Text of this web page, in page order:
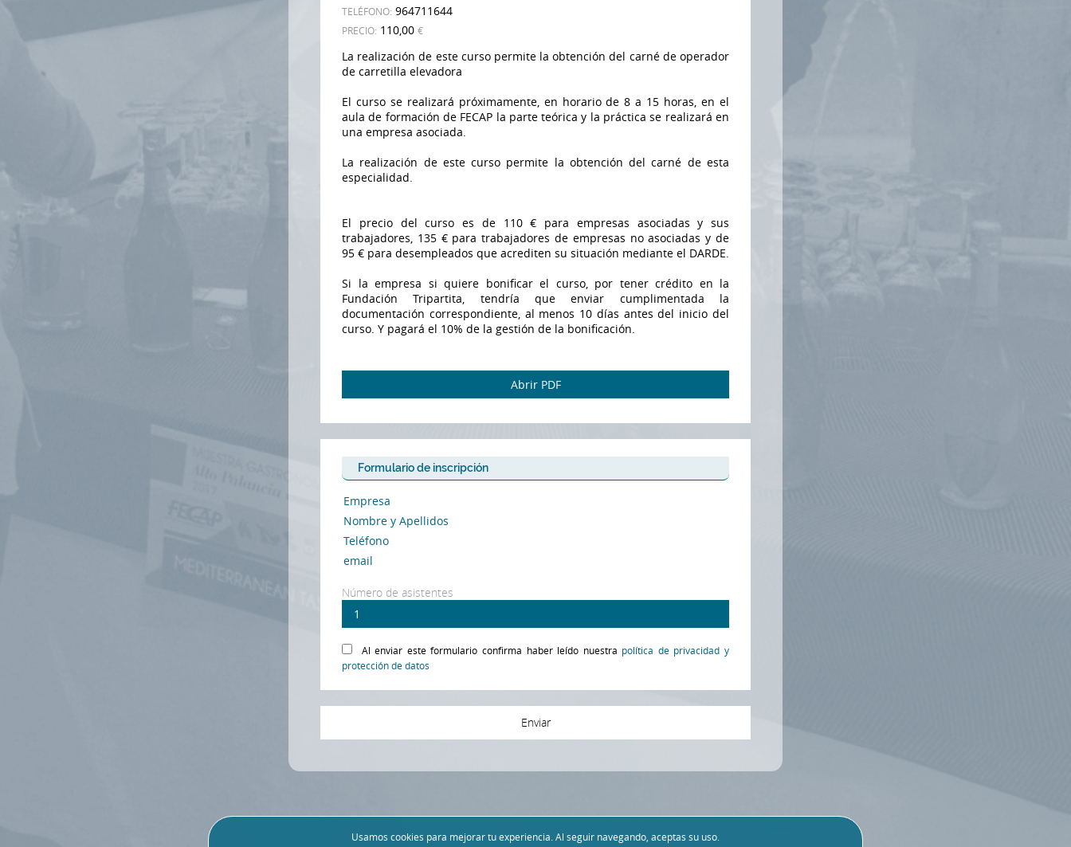
TELÉFONO: 964711644
PRECIO: 110,00 €
La realización de este curso permite la obtención del carné de operador
de carretilla elevadora
El curso se realizará próximamente, en horario de 8 a 15 horas, en el
aula de formación de FECAP la parte teórica y la práctica se realizará en
una empresa asociada.
La realización de este curso permite la obtención del carné de esta
especialidad.
El precio del curso es de 110 € para empresas asociadas y sus
trabajadores, 135 € para trabajadores de empresas no asociadas y de
95 € para desempleados que acrediten su situación mediante el DARDE.
Si la empresa si quiere bonificar el curso, por tener crédito en la
Fundación Tripartita, tendría que enviar cumplimentada la
documentación correspondiente, al menos 10 días antes del inicio del
curso. Y pagará el 10% de la gestión de la bonificación.
Abrir PDF
Formulario de inscripción
Número de asistentes
Al enviar este formulario confirma haber leído nuestra política de privacidad y
protección de datos
Enviar
Usamos cookies para mejorar tu experiencia. Al seguir navegando, aceptas su uso.